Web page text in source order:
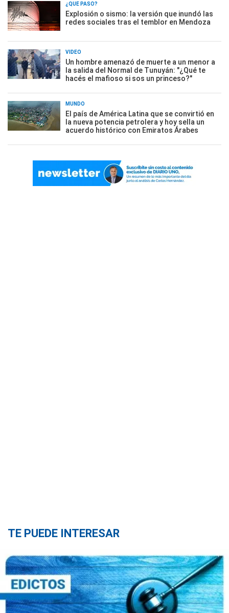
¿QUÉ PASÓ?
Explosión o sismo: la versión que inundó las
redes sociales tras el temblor en Mendoza
VIDEO
Un hombre amenazó de muerte a un menor a
la salida del Normal de Tunuyán: "¿Qué te
hacés el mafioso si sos un princeso?"
MUNDO
El país de América Latina que se convirtió en
la nueva potencia petrolera y hoy sella un
acuerdo histórico con Emiratos Árabes
TE PUEDE INTERESAR